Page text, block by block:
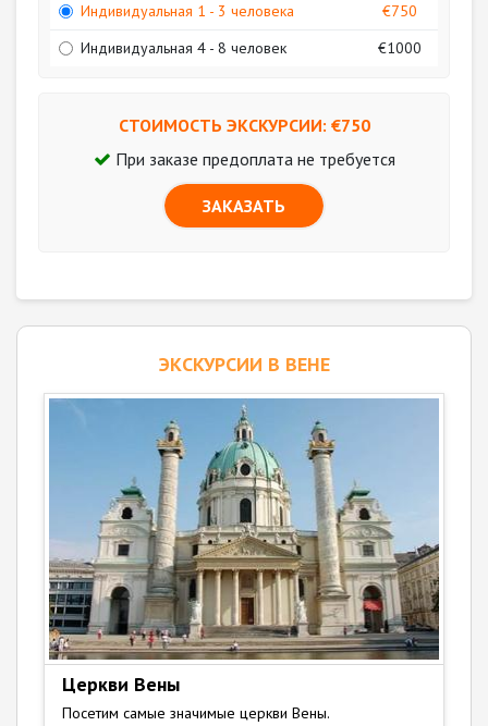
Индивидуальная 1 - 3 человека
€750
Индивидуальная 4 - 8 человек
€1000
СТОИМОСТЬ ЭКСКУРСИИ: €750
При заказе предоплата не требуется
ЗАКАЗАТЬ
ЭКСКУРСИИ В ВЕНЕ
Церкви Вены
Посетим самые значимые церкви Вены.